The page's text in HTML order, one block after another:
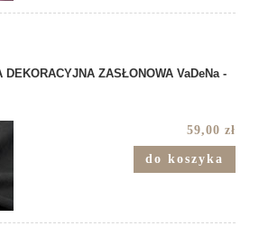
ZASŁONOWA VaDeNa -
59,00 zł
do koszyka